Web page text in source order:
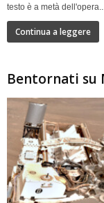
testo è a metà dell'opera...
Continua a leggere
Bentornati su